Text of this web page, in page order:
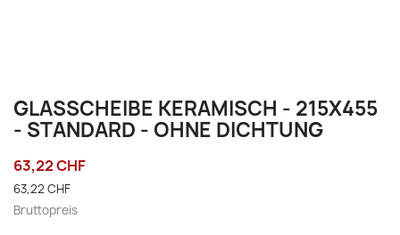
GLASSCHEIBE KERAMISCH - 215X455
- STANDARD - OHNE DICHTUNG
63,22 CHF
63,22 CHF
Bruttopreis